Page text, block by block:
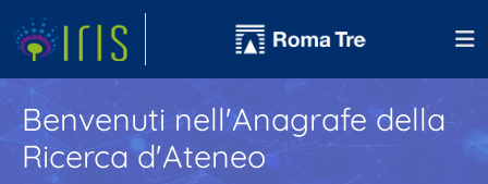
Benvenuti nell'Anagrafe della
Ricerca d'Ateneo